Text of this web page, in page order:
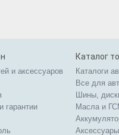
и аксессуаров
гарантии
Каталог
Каталоги
Все для
Шины,
Масла и
Аксессуары